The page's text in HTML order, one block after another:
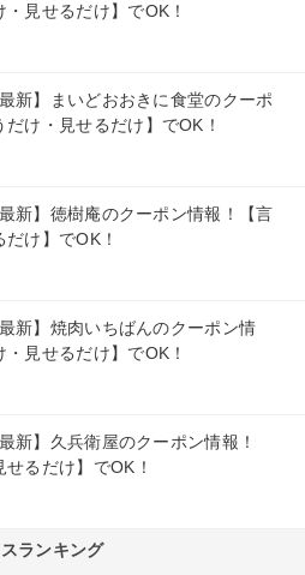
見せるだけ】でOK！
新】まいどおおきに食堂のクーポ
だけ・見せるだけ】でOK！
新】徳樹庵のクーポン情報！【言
け】でOK！
新】焼肉いちばんのクーポン情
見せるだけ】でOK！
新】久兵衛屋のクーポン情報！
せるだけ】でOK！
ランキング